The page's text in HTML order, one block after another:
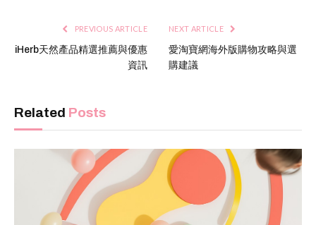
PREVIOUS ARTICLE
iHerb天然產品精選推薦與優惠
資訊
NEXT ARTICLE
愛淘寶網海外版購物攻略與選
購建議
Related Posts